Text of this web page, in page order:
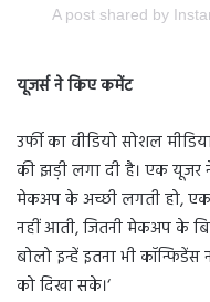
A post shared by
यूजर्स ने किए कमेंट
उर्फी का वीडियो सोशल
की झड़ी लगा दी है। एक यूजर ने
मेकअप के अच्छी लगती हो, एक
नहीं आती, जितनी मेकअप के
बोलो इन्हें इतना भी
को दिखा सके।‘